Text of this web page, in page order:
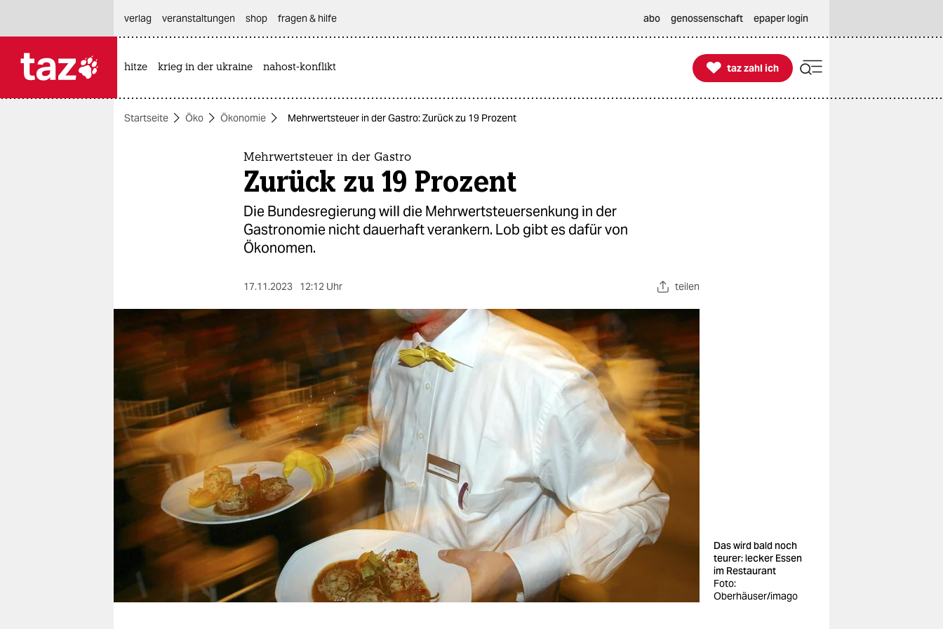
themen
berlin
nord
verlag
verlag
veranstaltungen
shop
fragen & hilfe
unterstützen
genossenschaft
verlag
veranstaltungen shop fragen & hilfe abo genossenschaft epaper login
hitze krieg in der ukraine nahost-konflikt 
taz zahl ich
taz zahl ich
Startseite Öko Ökonomie Mehrwertsteuer in der Gastro: Zurück zu 19 Prozent
Mehrwertsteuer in der Gastro
Zurück zu 19 Prozent
Die Bundesregierung will die Mehrwertsteuersenkung in der
Gastronomie nicht dauerhaft verankern. Lob gibt es dafür von
Ökonomen.
17.11.2023 12:12 Uhr teilen
Das wird bald noch
teurer: lecker Essen
im Restaurant
Foto:
Oberhäuser/imago